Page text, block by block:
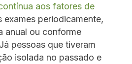
aos fatores de
exames periodicamente,
anual ou conforme
pessoas que tiveram
isolada no passado e